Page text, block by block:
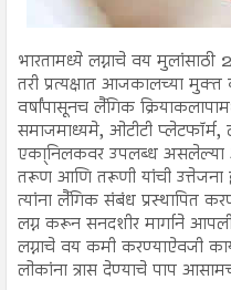
भारतामध्ये लग्नाचे वय
तरी प्रत्यक्षात आजकालच्या
वर्षांपासूनच लैंगिक
समाजमाध्यमे, ओटीटी प्लेटफॉर्म,
एका्निलकवर उपलब्ध असलेल्या
तरूण आणि तरूणी यांची उत्तेजना
त्यांना लैंगिक संबंध प्रस्थापित
लग्न करून सनदशीर मार्गाने
लग्नाचे वय कमी करण्याऐवजी
लोकांना त्रास देण्याचे पाप